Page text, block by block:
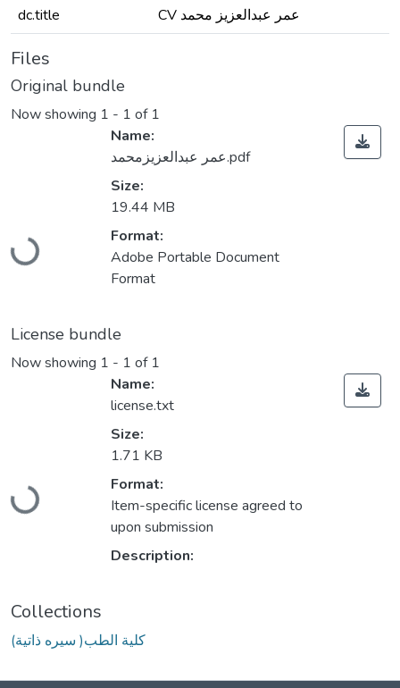
dc.title
CV عمر عبدالعزيز محمد
Files
Original bundle
Now showing 1 - 1 of 1
Loading...
Name:
عمر عبدالعزيزمحمد.pdf
Size:
19.44 MB
Format:
Adobe Portable Document
Format
License bundle
Now showing 1 - 1 of 1
Loading...
Name:
license.txt
Size:
1.71 KB
Format:
Item-specific license agreed to
upon submission
Description:
Collections
(سيره ذاتية )كلية الطب